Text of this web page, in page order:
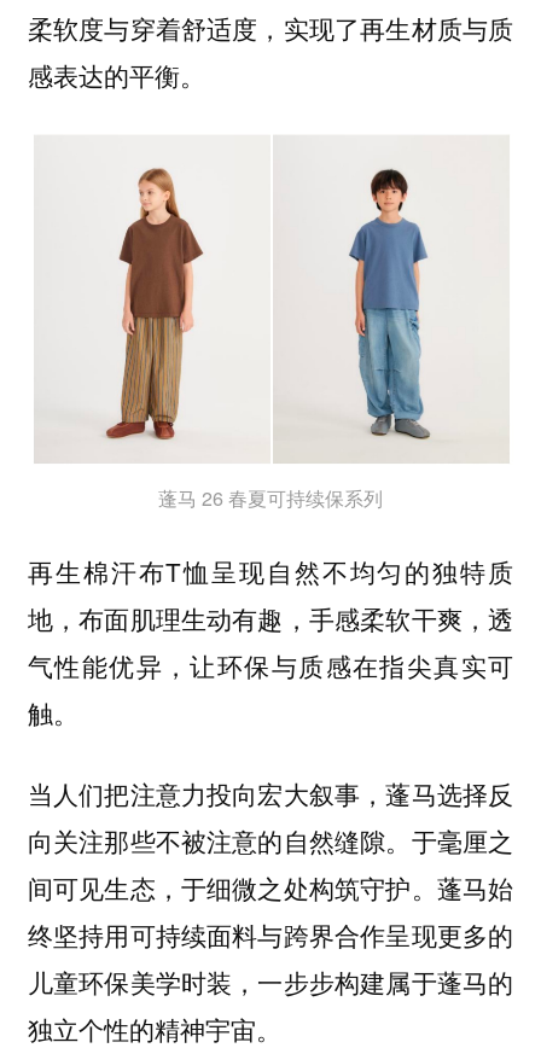
柔软度与穿着舒适度，实现了再生材质与质
感表达的平衡。
蓬马 26 春夏可持续保系列
再生棉汗布T恤呈现自然不均匀的独特质
地，布面肌理生动有趣，手感柔软干爽，透
气性能优异，让环保与质感在指尖真实可
触。
当人们把注意力投向宏大叙事，蓬马选择反
向关注那些不被注意的自然缝隙。于毫厘之
间可见生态，于细微之处构筑守护。蓬马始
终坚持用可持续面料与跨界合作呈现更多的
儿童环保美学时装，一步步构建属于蓬马的
独立个性的精神宇宙。